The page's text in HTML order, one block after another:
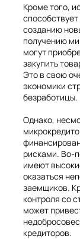
Кроме того,
созданию
получению
могут
закупить
Это в свою
экономики
безработицы.
Однако,
рисками. Во-
имеют
оказаться
заемщиков.
контроля со
может
кредиторов.